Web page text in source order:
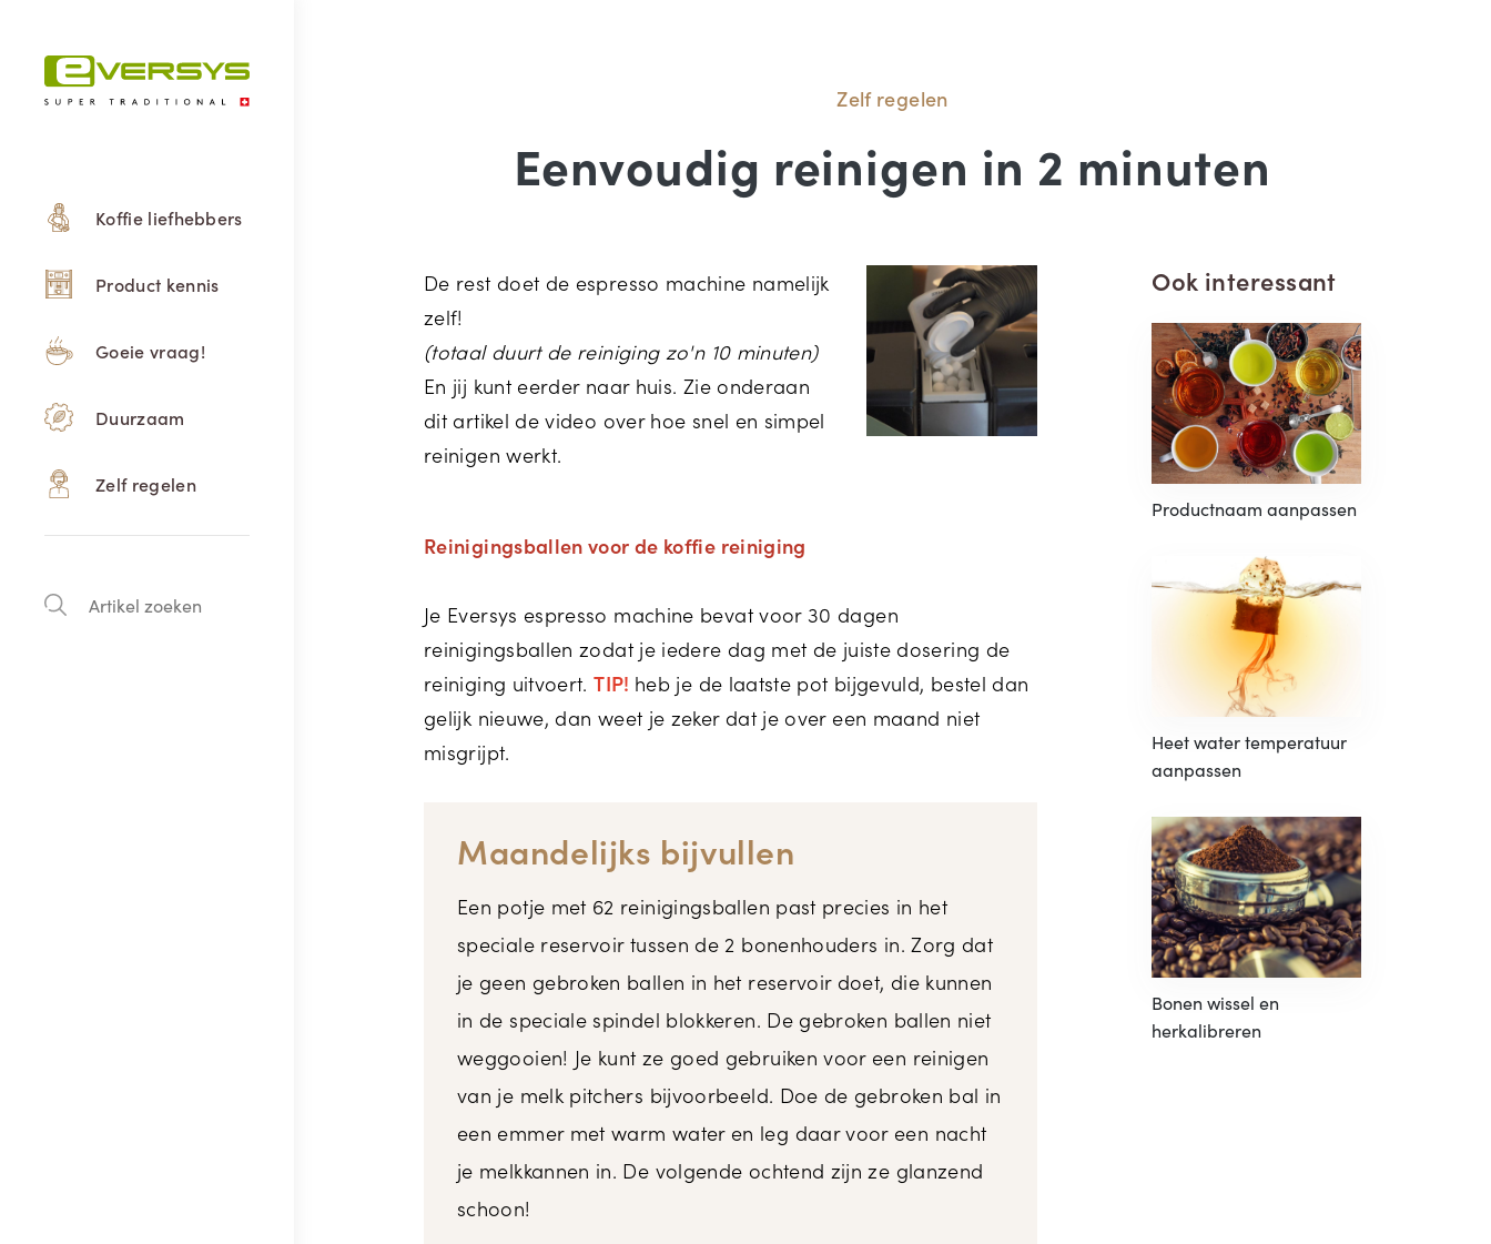
Koffie liefhebbers
Product kennis
Goeie vraag!
Duurzaam
Zelf regelen
Zelf regelen
Eenvoudig reinigen in 2 minuten
De rest doet de espresso machine namelijk
zelf!
(totaal duurt de reiniging zo'n 10 minuten)
En jij kunt eerder naar huis. Zie onderaan
dit artikel de video over hoe snel en simpel
reinigen werkt.
Reinigingsballen voor de koffie reiniging
Je Eversys espresso machine bevat voor 30 dagen
reinigingsballen zodat je iedere dag met de juiste dosering de
reiniging uitvoert.TIP! heb je de laatste pot bijgevuld, bestel dan
gelijk nieuwe, dan weet je zeker dat je over een maand niet
misgrijpt.
Maandelijks bijvullen
Een potje met 62 reinigingsballen past precies in het
speciale reservoir tussen de 2 bonenhouders in. Zorg dat
je geen gebroken ballen in het reservoir doet, die kunnen
in de speciale spindel blokkeren. De gebroken ballen niet
weggooien! Je kunt ze goed gebruiken voor een reinigen
van je melk pitchers bijvoorbeeld. Doe de gebroken bal in
een emmer met warm water en leg daar voor een nacht
je melkkannen in. De volgende ochtend zijn ze glanzend
schoon!
Ook interessant
Productnaam aanpassen
Heet water temperatuur
aanpassen
Bonen wissel en
herkalibreren